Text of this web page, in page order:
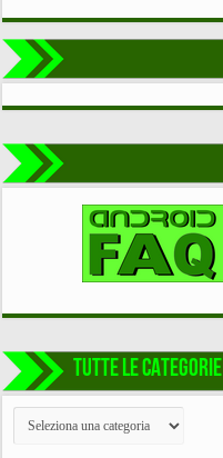
TUTTE LE CATEGORIE
TUTTE
CATEGORIE